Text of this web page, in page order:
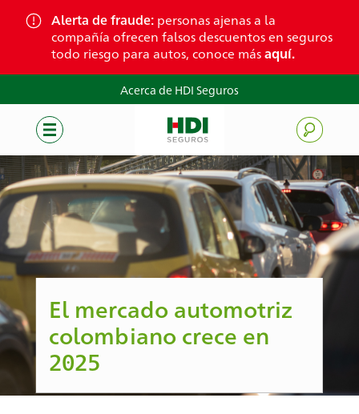
Alerta de fraude: personas ajenas a la
compañía ofrecen falsos descuentos en seguros
todo riesgo para autos, conoce másaquí.
Acerca de HDI Seguros
El mercado automotriz
colombiano crece en
2025